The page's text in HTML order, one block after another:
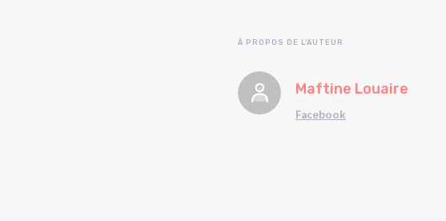
À PROPOS DE L'AUTEUR
Maftine Louaire
Facebook